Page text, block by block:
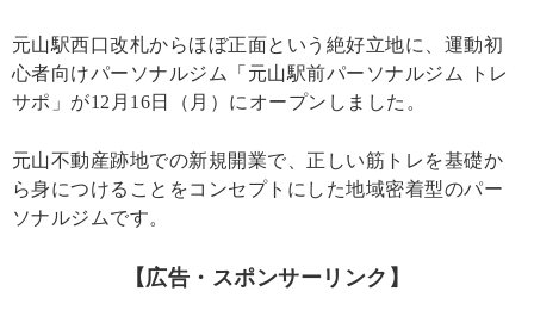
元山駅西口改札からほぼ正面という絶好立地に、運動初
心者向けパーソナルジム「元山駅前パーソナルジム トレ
サポ」が12月16日（月）にオープンしました。
元山不動産跡地での新規開業で、正しい筋トレを基礎か
ら身につけることをコンセプトにした地域密着型のパー
ソナルジムです。
【広告・スポンサーリンク】